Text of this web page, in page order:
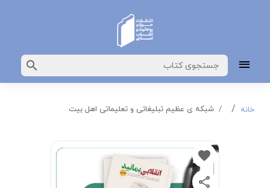
خانه شبکه ی عظیم تبلیغاتی و تعلیماتی اهل بیت